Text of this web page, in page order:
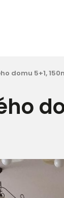
domu 5+1,